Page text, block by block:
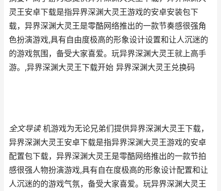
灵王安卓下载是指异界深渊大灵王游戏的安卓安装包下
载，异界深渊大灵王是零酷网络推出的一款节奏感很强角
色扮演游戏,具有自由度极高的形象设计设置和让人沉迷的
的游戏氛围，备受大家喜爱。玩异界深渊大灵王就上高手
游。,异界深渊大灵王下载开始 异界深渊大灵王兑换码
全文导读机游戏为无论兄弟们提供异界深渊大灵王下载，
异界深渊大灵王安卓下载是指异界深渊大灵王游戏的安卓
配置包下载，异界深渊大灵王是零酷网络推出的一款节拍
感很强人物扮演游戏,具有自在度极高的形象设计配置和让
人沉迷的的游戏气氛，备受大家喜爱。玩异界深渊大灵王